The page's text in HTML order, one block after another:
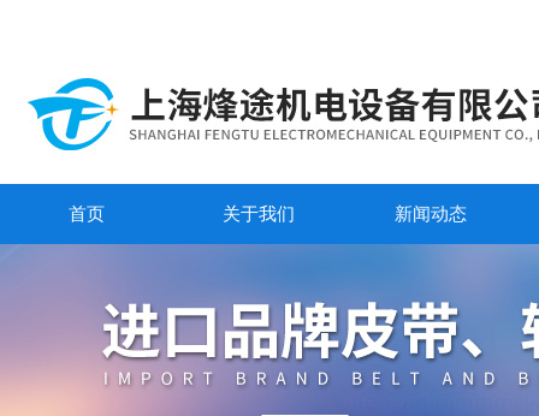
首页 关于我们 新闻动态